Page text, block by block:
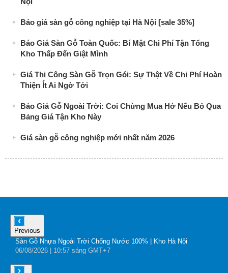
Báo giá sàn gỗ công nghiệp tại Hà Nội [sale 35%]
Báo Giá Sàn Gỗ Toàn Quốc: Bí Mật Chi Phí Tận Tổng
Kho Thấp Đến Giật Mình
Giá Thi Công Sàn Gỗ Trọn Gói: Sự Thật Về Chi Phí Hoàn
Thiện Ít Ai Ngờ Tới
Báo Giá Gỗ Ngoài Trời: Coi Chừng Mua Hớ Nếu Bỏ Qua
Bảng Giá Tận Kho Này
Giá sàn gỗ công nghiệp mới nhất năm 2026
Previous
Sàn Gỗ Nhựa Ngoài Trời Chống Nước 100% | Kho Hà Nội
06/08/2026 | 10:57 sáng GMT+7